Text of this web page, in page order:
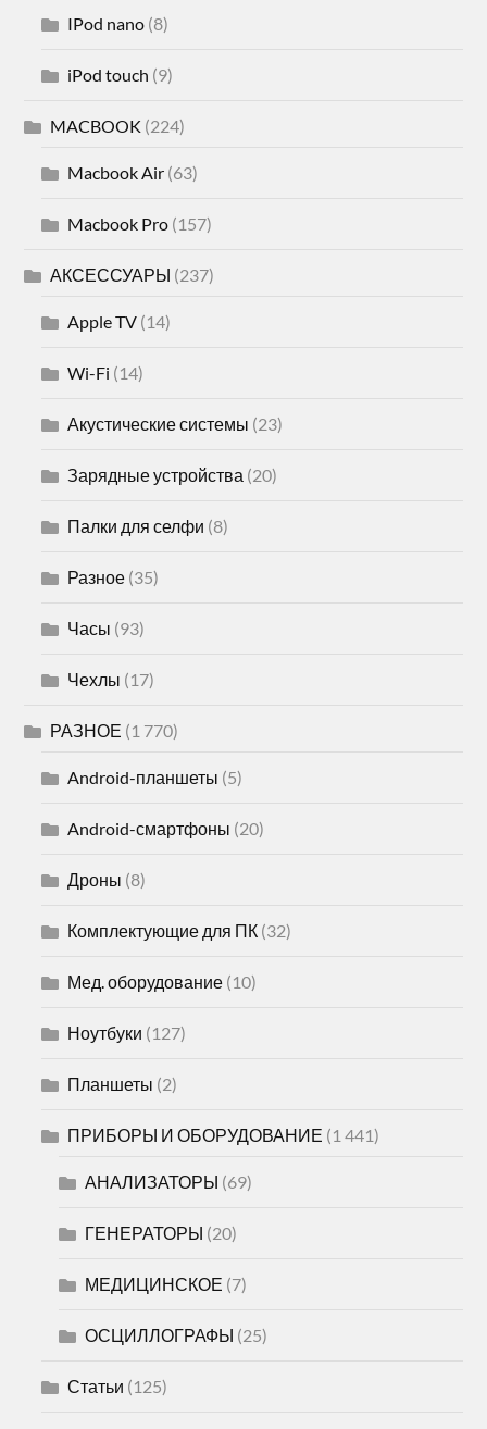
IPod nano (8)
iPod touch (9)
MACBOOK (224)
Macbook Air (63)
Macbook Pro (157)
АКСЕССУАРЫ (237)
Apple TV (14)
Wi-Fi (14)
Акустические системы (23)
Зарядные устройства (20)
Палки для селфи (8)
Разное (35)
Часы (93)
Чехлы (17)
РАЗНОЕ (1 770)
Android-планшеты (5)
Android-смартфоны (20)
Дроны (8)
Комплектующие для ПК (32)
Мед. оборудование (10)
Ноутбуки (127)
Планшеты (2)
ПРИБОРЫ И ОБОРУДОВАНИЕ (1 441)
АНАЛИЗАТОРЫ (69)
ГЕНЕРАТОРЫ (20)
МЕДИЦИНСКОЕ (7)
ОСЦИЛЛОГРАФЫ (25)
Статьи (125)